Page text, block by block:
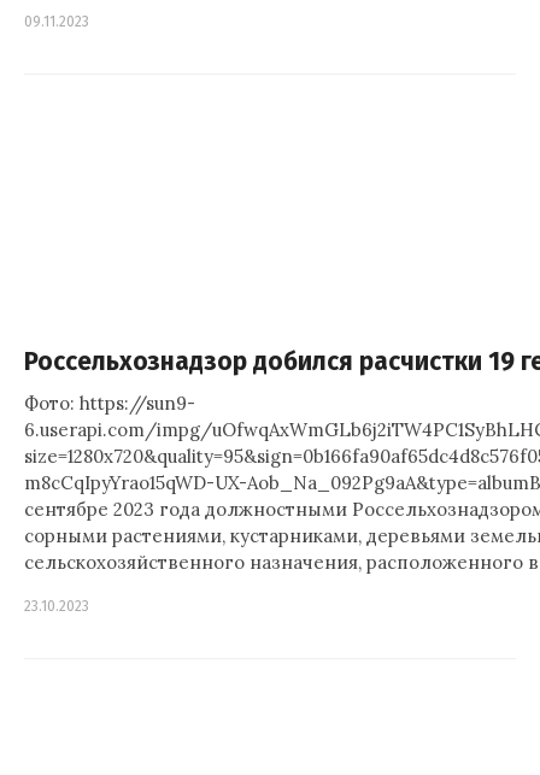
09.11.2023
Россельхознадзор добился расчистки 19
Фото: https://sun9-
6.userapi.com/impg/
m8cCqIpyYrao15qWD-UX-
сентябре 2023 года должностными
сорными растениями, кустарниками, деревьями
сельскохозяйственного назначения, расположенного
23.10.2023